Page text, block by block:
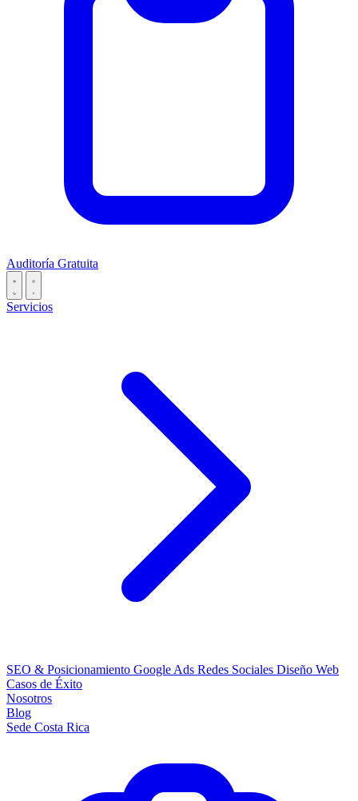
Auditoría Gratuita
Servicios
SEO & Posicionamiento Google Ads Redes Sociales Diseño Web
Casos de Éxito
Nosotros
Blog
Sede Costa Rica